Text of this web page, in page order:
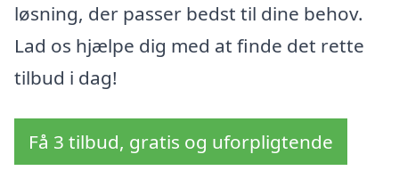
løsning, der passer bedst til dine behov.
Lad os hjælpe dig med at finde det rette
tilbud i dag!
Få 3 tilbud, gratis og uforpligtende